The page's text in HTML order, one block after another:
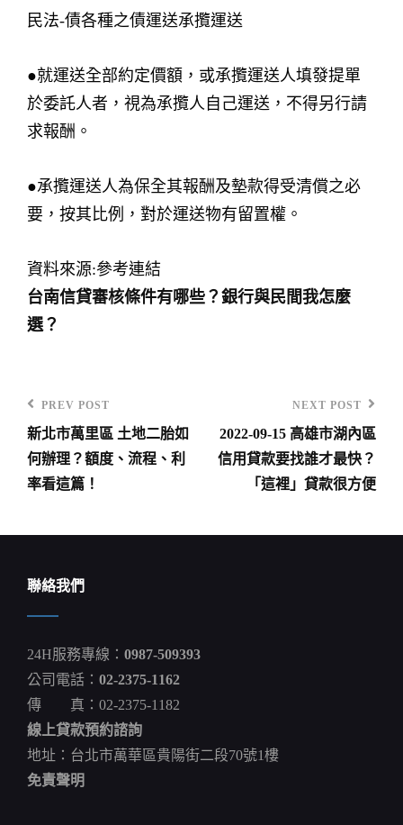
民法-債各種之債運送承攬運送
●就運送全部約定價額，或承攬運送人填發提單
於委託人者，視為承攬人自己運送，不得另行請
求報酬。
●承攬運送人為保全其報酬及墊款得受清償之必
要，按其比例，對於運送物有留置權。
資料來源:參考連結
台南信貸審核條件有哪些？銀行與民間我怎麼
選？
文
章
覽
Previous
Post
PREV POST
新北市萬里區 土地二胎如
何辦理？額度、流程、利
率看這篇！
Post
NEXT POST
2022-09-15 高雄市湖內區
信用貸款要找誰才最快？
「這裡」貸款很方便
聯絡我們
24H服務專線： 0987-509393
公司電話： 02-2375-1162
傳 真：02-2375-1182
線上貸款預約諮詢
地址：台北市萬華區貴陽街二段70號1樓
免責聲明